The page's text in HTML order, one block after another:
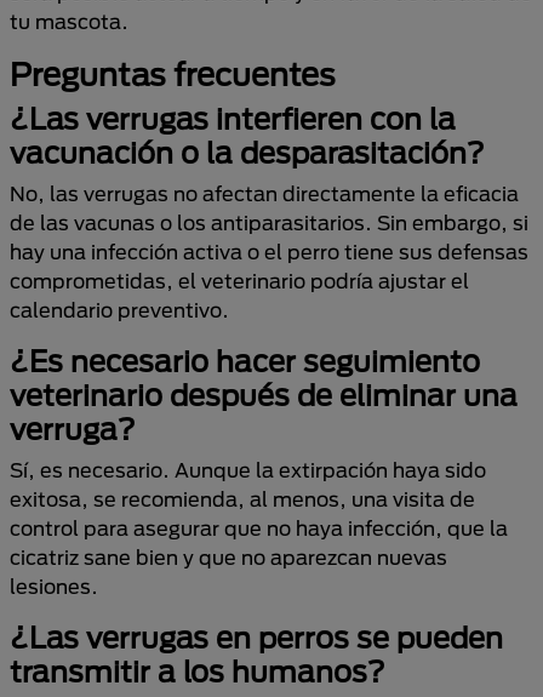
tu mascota.
Preguntas frecuentes
¿Las verrugas interfieren con la
vacunación o la desparasitación?
No, las verrugas no afectan directamente la eficacia
de las vacunas o los antiparasitarios. Sin embargo, si
hay una infección activa o el perro tiene sus defensas
comprometidas, el veterinario podría ajustar el
calendario preventivo.
¿Es necesario hacer seguimiento
veterinario después de eliminar una
verruga?
Sí, es necesario. Aunque la extirpación haya sido
exitosa, se recomienda, al menos, una visita de
control para asegurar que no haya infección, que la
cicatriz sane bien y que no aparezcan nuevas
lesiones.
¿Las verrugas en perros se pueden
transmitir a los humanos?